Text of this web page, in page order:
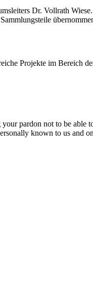
Dr. Vollrath
Projekte im Bereich
pardon not to be
known to us and